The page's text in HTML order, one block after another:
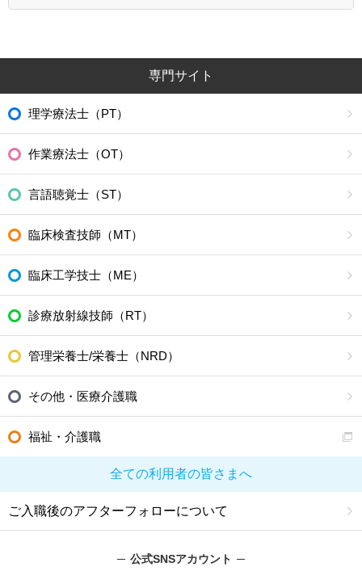
専門サイト
理学療法士（PT）
作業療法士（OT）
言語聴覚士（ST）
臨床検査技師（MT）
臨床工学技士（ME）
診療放射線技師（RT）
管理栄養士/栄養士（NRD）
その他・医療介護職
福祉・介護職
全ての利用者の皆さまへ
ご入職後のアフターフォローについて
公式SNSアカウント